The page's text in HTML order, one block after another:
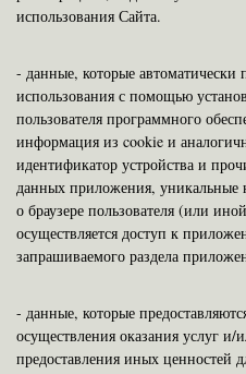
использования Сайта.
- данные, которые автоматически
использования с помощью
пользователя программного
информация из cookie и
идентификатор устройства и
данных приложения,
о браузере пользователя (или
осуществляется доступ к
запрашиваемого раздела
- данные, которые
осуществления оказания услуг
предоставления иных ценностей